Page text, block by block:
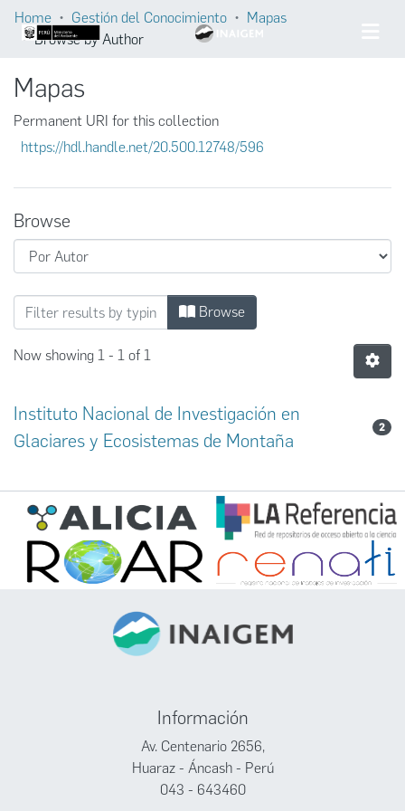
Home Gestión del Conocimiento
Mapas
Browse by Author
Mapas
Permanent URI for this collection
https://hdl.handle.net/20.500.12748/596
Browse
Browsing Mapas by Author
Browse
Now showing 1 - 1 of 1
Instituto Nacional de Investigación en
Glaciares y Ecosistemas de Montaña
2
Información
Av. Centenario 2656,
Huaraz - Áncash - Perú
043 - 643460